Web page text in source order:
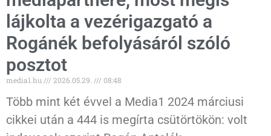
lájkolta a vezérigazgató a
Rogánék befolyásáról szóló
posztot
media1.hu 2026.05.29. 08:48
Több mint két évvel a Media1 2024 márciusi
cikkei után a 444 is megírta csütörtökön: volt